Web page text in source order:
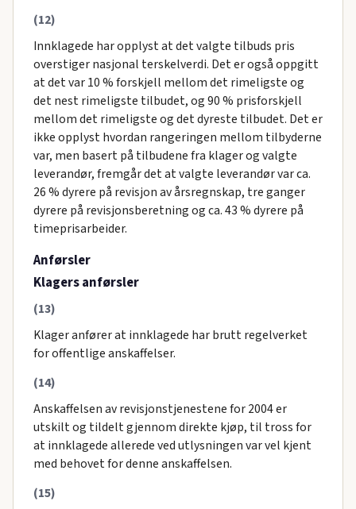
(12)
Innklagede har opplyst at det valgte tilbuds pris
overstiger nasjonal terskelverdi. Det er også oppgitt
at det var 10 % forskjell mellom det rimeligste og
det nest rimeligste tilbudet, og 90 % prisforskjell
mellom det rimeligste og det dyreste tilbudet. Det er
ikke opplyst hvordan rangeringen mellom tilbyderne
var, men basert på tilbudene fra klager og valgte
leverandør, fremgår det at valgte leverandør var ca.
26 % dyrere på revisjon av årsregnskap, tre ganger
dyrere på revisjonsberetning og ca. 43 % dyrere på
timeprisarbeider.
Anførsler
Klagers anførsler
(13)
Klager anfører at innklagede har brutt regelverket
for offentlige anskaffelser.
(14)
Anskaffelsen av revisjonstjenestene for 2004 er
utskilt og tildelt gjennom direkte kjøp, til tross for
at innklagede allerede ved utlysningen var vel kjent
med behovet for denne anskaffelsen.
(15)